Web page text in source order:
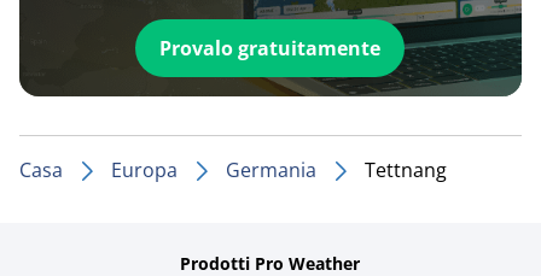
Provalo gratuitamente
Casa Europa Germania Tettnang
Prodotti Pro Weather